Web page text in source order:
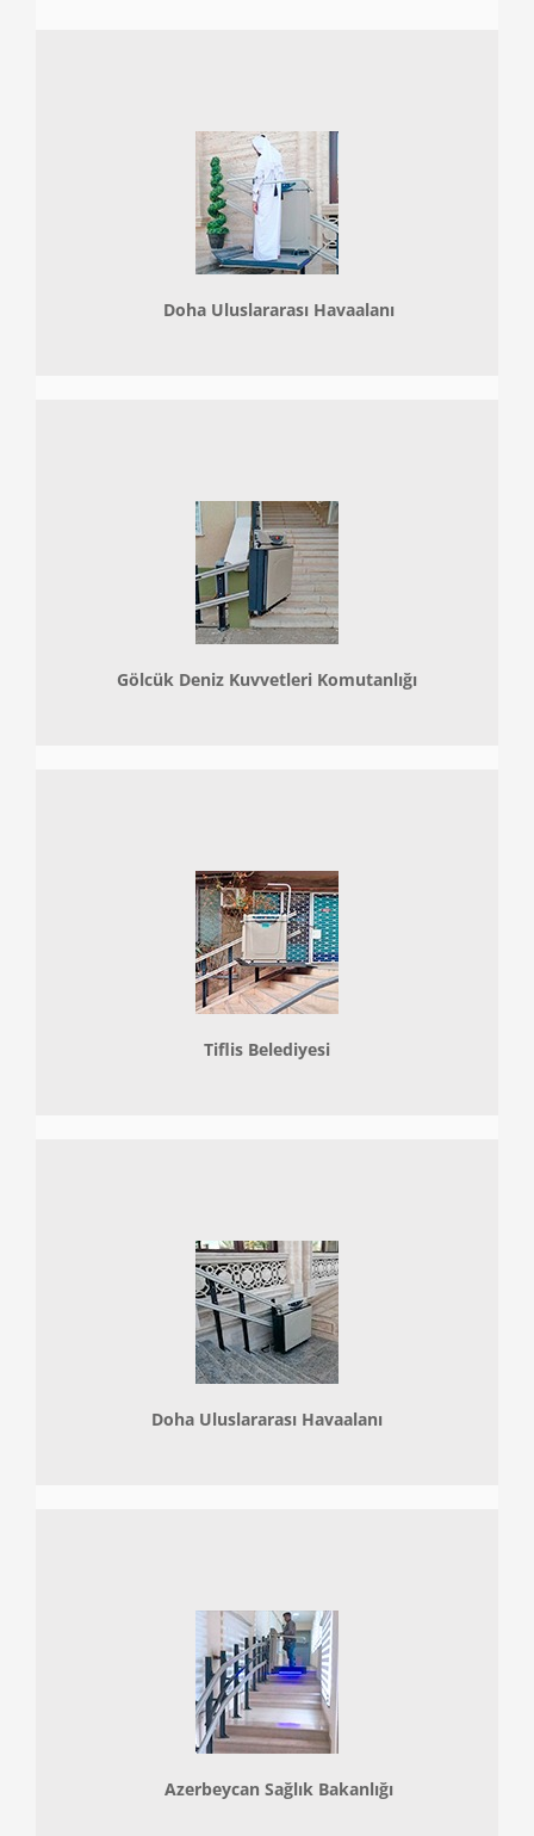
Doha Uluslararası Havaalanı
Gölcük Deniz Kuvvetleri Komutanlığı
Tiflis Belediyesi
Doha Uluslararası Havaalanı
Azerbeycan Sağlık Bakanlığı